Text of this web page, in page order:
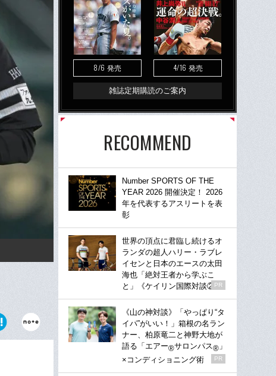
8/6 発売 4/16 発売
雑誌定期購読のご案内
RECOMMEND
Number SPORTS OF THE
YEAR 2026 開催決定！ 2026
年を代表するアスリートを表
彰
世界の頂点に君臨し続けるオ
ランダの超人ハリー・ラブレ
イセンと日本のエースの太田
海也「絶対王者から学ぶこ
と」《ケイリン国際対談②》
PR
《山の神対談》「やっぱり“タ
イパ”がいい！」箱根の名ラン
ナー、柏原竜二と神野大地が
語る「エアー®サロンパス® 」
×コンディショニング術
PR